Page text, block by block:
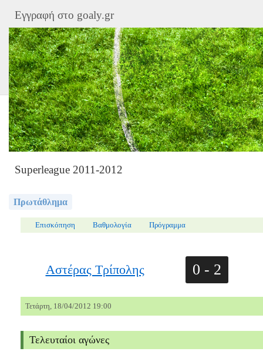
Εγγραφή στο goaly.gr
Superleague 2011-2012
Πρωτάθλημα
Επισκόπηση Βαθμολογία Πρόγραμμα
Αστέρας Τρίπολης 0 - 2
Τετάρτη, 18/04/2012 19:00
Τελευταίοι αγώνες